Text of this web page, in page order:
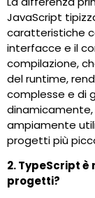
JavaScript
caratteristiche
interfacce e il
compilazione,
del runtime,
complesse e di
ampiamente
progetti più
2. TypeScript
progetti?